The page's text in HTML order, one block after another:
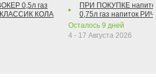
0,5л газ
КОЛА
ПРИ ПОКУПКЕ
0,75л газ напиток
Осталось 9 дней
4 - 17 Августа 2026